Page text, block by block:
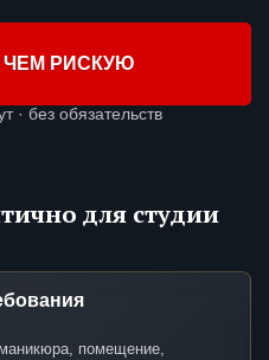
ЧЕМ РИСКУЮ
· без обязательств
для студии
помещение,